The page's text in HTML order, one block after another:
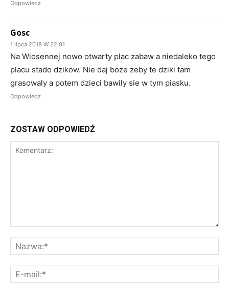
Odpowiedz
Gosc
1 lipca 2018 W 22:01
Na Wiosennej nowo otwarty plac zabaw a niedaleko tego
placu stado dzikow. Nie daj boze zeby te dziki tam
grasowaly a potem dzieci bawily sie w tym piasku.
Odpowiedz
ZOSTAW ODPOWIEDŹ